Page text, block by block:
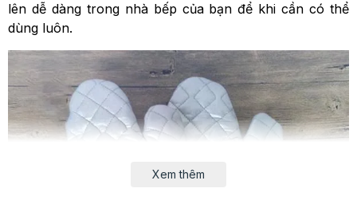
lên dễ dàng trong nhà bếp của bạn để khi cần có thể
dùng luôn.
Xem thêm